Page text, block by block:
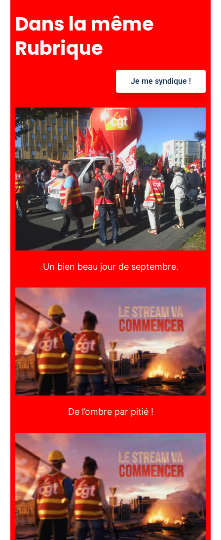
Dans la même
Rubrique
Je me syndique !
Un bien beau jour de septembre.
De l’ombre par pitié !